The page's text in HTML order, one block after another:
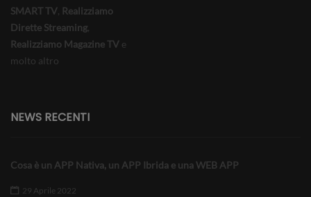
SMART TV, Realizziamo
Dirette Streaming,
Realizziamo Magazine TV e
molto altro
NEWS RECENTI
Cosa è un APP Nativa, un APP Ibrida e una WEB APP
29 Aprile 2022